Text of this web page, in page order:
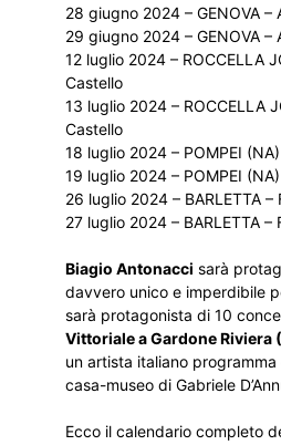
28 giugno 2024 – GENOVA
29 giugno 2024 – GENOVA
12 luglio 2024 – ROCCELLA
Castello
13 luglio 2024 – ROCCELLA
Castello
18 luglio 2024 – POMPEI
19 luglio 2024 – POMPEI
26 luglio 2024 – BARLETTA
27 luglio 2024 – BARLETTA –
Biagio Antonacci sarà
davvero unico e imperdibile
sarà protagonista di 10
Vittoriale a Gardone Riviera
un artista italiano
casa-museo di Gabriele
Ecco il calendario completo